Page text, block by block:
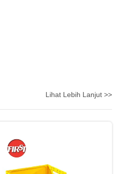
Lihat Lebih Lanjut >>